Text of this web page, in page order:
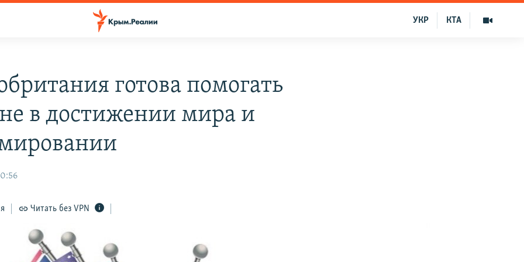
КТА
УКР
готова помогать
в достижении мира и
Читать без VPN